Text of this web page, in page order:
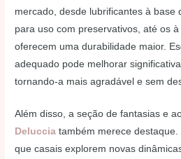
mercado, desde lubrificantes à base
para uso com preservativos, até os
oferecem uma durabilidade maior.
adequado pode melhorar
tornando-a mais agradável e sem
Além disso, a seção de fantasias e
Deluccia também merece
que casais explorem novas